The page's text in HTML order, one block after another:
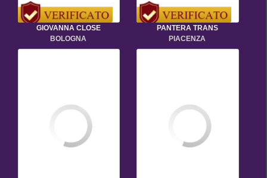
GIOVANNA CLOSE
BOLOGNA
PANTERA TRANS
PIACENZA